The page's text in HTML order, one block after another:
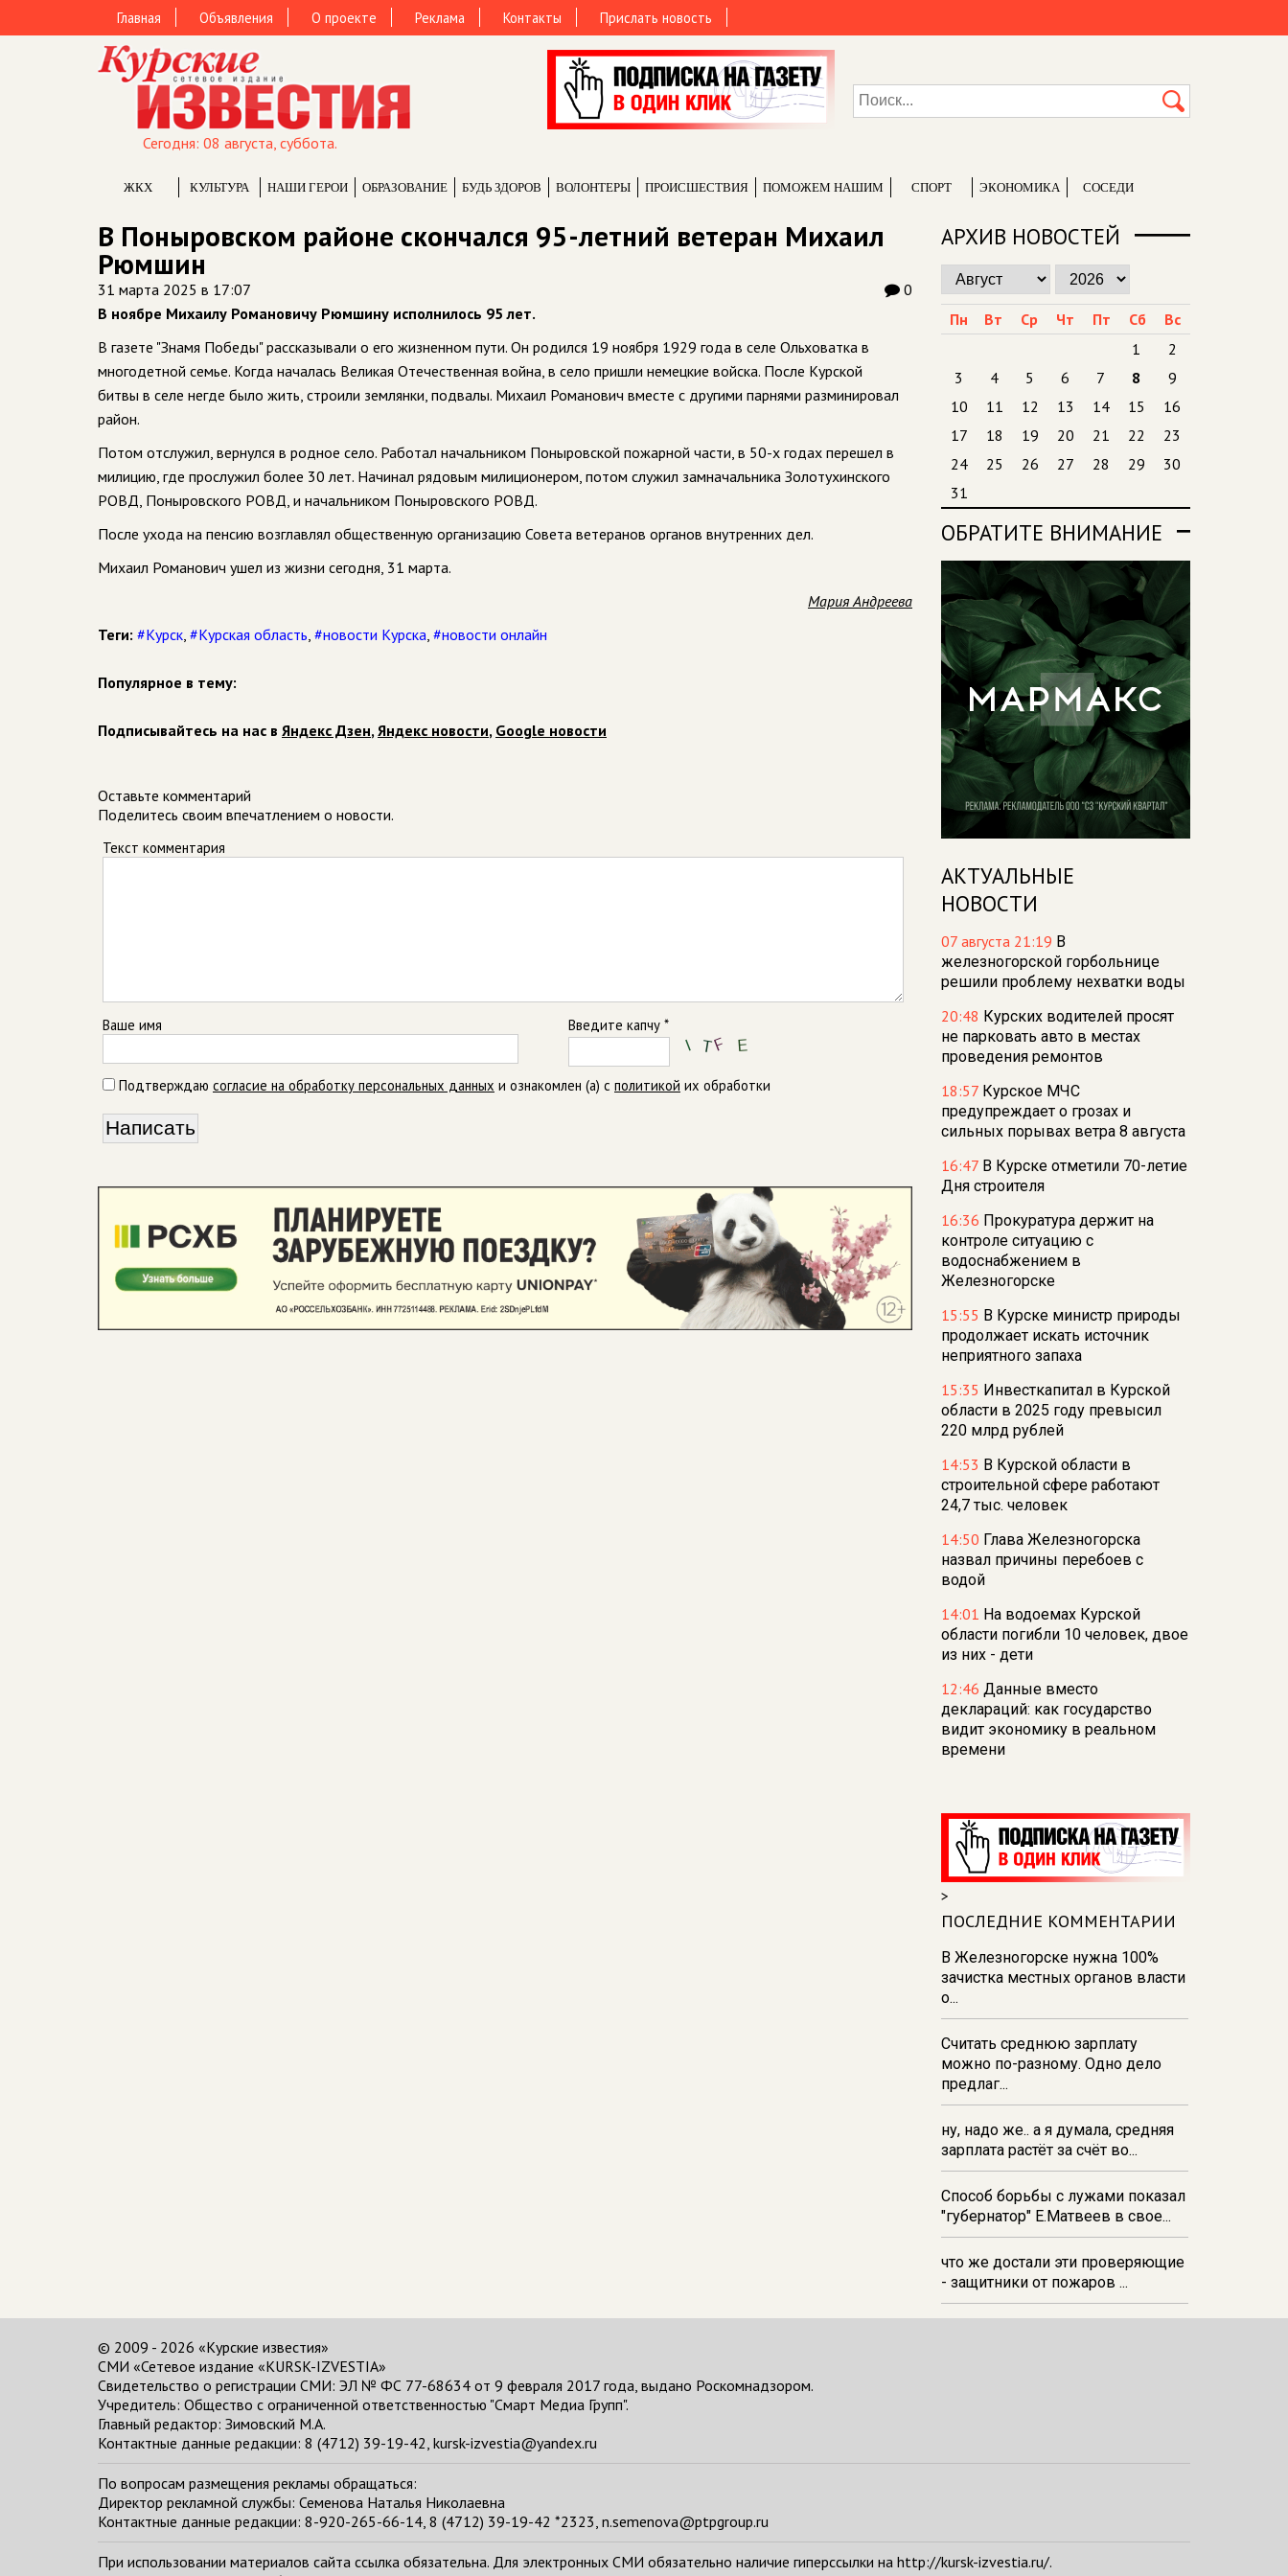
Главная Объявления О проекте Реклама Контакты Прислать новость
Сегодня: 08 августа, суббота.
ЖКХ КУЛЬТУРА НАШИ ГЕРОИ ОБРАЗОВАНИЕ БУДЬ ЗДОРОВ ВОЛОНТЕРЫ ПРОИCШЕСТВИЯ ПОМОЖЕМ НАШИМ СПОРТ ЭКОНОМИКА СОСЕДИ
В Поныровском районе скончался 95-летний ветеран Михаил
Рюмшин
31 марта 2025 в 17:07
0
В ноябре Михаилу Романовичу Рюмшину исполнилось 95 лет.
В газете "Знамя Победы" рассказывали о его жизненном пути. Он родился 19 ноября 1929 года в селе Ольховатка в
многодетной семье. Когда началась Великая Отечественная война, в село пришли немецкие войска. После Курской
битвы в селе негде было жить, строили землянки, подвалы. Михаил Романович вместе с другими парнями разминировал
район.
Потом отслужил, вернулся в родное село. Работал начальником Поныровской пожарной части, в 50-х годах перешел в
милицию, где прослужил более 30 лет. Начинал рядовым милиционером, потом служил замначальника Золотухинского
РОВД, Поныровского РОВД, и начальником Поныровского РОВД.
После ухода на пенсию возглавлял общественную организацию Совета ветеранов органов внутренних дел.
Михаил Романович ушел из жизни сегодня, 31 марта.
Мария Андреева
Теги: #Курск, #Курская область, #новости Курска, #новости онлайн
Популярное в тему:
Подписывайтесь на нас в Яндекс Дзен,Яндекс новости, Google новости
Оставьте комментарий
Поделитесь своим впечатлением о новости.
Текст комментария
Ваше имя Введите капчу *
Подтверждаю согласие на обработку персональных данных и ознакомлен (а) с политикой их обработки
АРХИВ НОВОСТЕЙ
Пн Вт Ср Чт Пт Сб
Вс
1
2
3
4 5 6 7 8
9
10
11 12 13 14 15
16
17
18 19 20 21 22
23
24
25 26 27 28 29
30
31
ОБРАТИТЕ ВНИМАНИЕ
АКТУАЛЬНЫЕ
НОВОСТИ
07 августа 21:19 В
железногорской горбольнице
решили проблему нехватки воды
20:48 Курских водителей просят
не парковать авто в местах
проведения ремонтов
18:57 Курское МЧС
предупреждает о грозах и
сильных порывах ветра 8 августа
16:47 В Курске отметили 70-летие
Дня строителя
16:36 Прокуратура держит на
контроле ситуацию с
водоснабжением в
Железногорске
15:55 В Курске министр природы
продолжает искать источник
неприятного запаха
15:35 Инвесткапитал в Курской
области в 2025 году превысил
220 млрд рублей
14:53 В Курской области в
строительной сфере работают
24,7 тыс. человек
14:50 Глава Железногорска
назвал причины перебоев с
водой
14:01 На водоемах Курской
области погибли 10 человек, двое
из них - дети
12:46 Данные вместо
деклараций: как государство
видит экономику в реальном
времени
Карла Маркса
12:17
В Курске прокуратура
добивается возмещения для
девочки - подростка ущерба за
побои
11:58В Курской области
обрушившаяся стена повлекла
возбуждение уголовного дела в
отношении ИП
11:52В Курске прокуратура
добивается выплаты более 1 млн
рублей зарплаты 32-м
работникам
>
ПОСЛЕДНИЕ КОММЕНТАРИИ
В Железногорске нужна 100%
зачистка местных органов власти
о...
Считать среднюю зарплату
можно по-разному. Одно дело
предлаг...
ну, надо же.. а я думала, средняя
зарплата растёт за счёт во...
Способ борьбы с лужами показал
"губернатор" Е.Матвеев в свое...
что же достали эти проверяющие
- защитники от пожаров ...
© 2009 - 2026 «Курские известия»
СМИ «Сетевое издание «KURSK-IZVESTIA»
Свидетельство о регистрации СМИ: ЭЛ № ФС 77-68634 от 9 февраля 2017 года, выдано Роскомнадзором.
Учредитель: Общество с ограниченной ответственностью "Смарт Медиа Групп".
Главный редактор: Зимовский М.А.
Контактные данные редакции: 8 (4712) 39-19-42, kursk-izvestia@yandex.ru
По вопросам размещения рекламы обращаться:
Директор рекламной службы: Семенова Наталья Николаевна
Контактные данные редакции: 8-920-265-66-14, 8 (4712) 39-19-42 *2323, n.semenova@ptpgroup.ru
При использовании материалов сайта ссылка обязательна. Для электронных СМИ обязательно наличие гиперссылки на http://kursk-izvestia.ru/.